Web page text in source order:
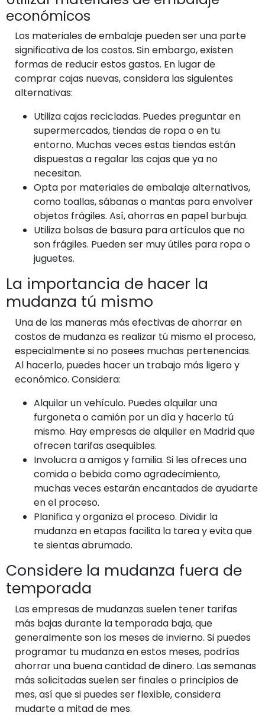
económicos
Los materiales de embalaje pueden ser una parte
significativa de los costos. Sin embargo, existen
formas de reducir estos gastos. En lugar de
comprar cajas nuevas, considera las siguientes
alternativas:
Utiliza cajas recicladas. Puedes preguntar en
supermercados, tiendas de ropa o en tu
entorno. Muchas veces estas tiendas están
dispuestas a regalar las cajas que ya no
necesitan.
Opta por materiales de embalaje alternativos,
como toallas, sábanas o mantas para envolver
objetos frágiles. Así, ahorras en papel burbuja.
Utiliza bolsas de basura para artículos que no
son frágiles. Pueden ser muy útiles para ropa o
juguetes.
La importancia de hacer la
mudanza tú mismo
Una de las maneras más efectivas de ahorrar en
costos de mudanza es realizar tú mismo el proceso,
especialmente si no posees muchas pertenencias.
Al hacerlo, puedes hacer un trabajo más ligero y
económico. Considera:
Alquilar un vehículo. Puedes alquilar una
furgoneta o camión por un día y hacerlo tú
mismo. Hay empresas de alquiler en Madrid que
ofrecen tarifas asequibles.
Involucra a amigos y familia. Si les ofreces una
comida o bebida como agradecimiento,
muchas veces estarán encantados de ayudarte
en el proceso.
Planifica y organiza el proceso. Dividir la
mudanza en etapas facilita la tarea y evita que
te sientas abrumado.
Considere la mudanza fuera de
temporada
Las empresas de mudanzas suelen tener tarifas
más bajas durante la temporada baja, que
generalmente son los meses de invierno. Si puedes
programar tu mudanza en estos meses, podrías
ahorrar una buena cantidad de dinero. Las semanas
más solicitadas suelen ser finales o principios de
mes, así que si puedes ser flexible, considera
mudarte a mitad de mes.